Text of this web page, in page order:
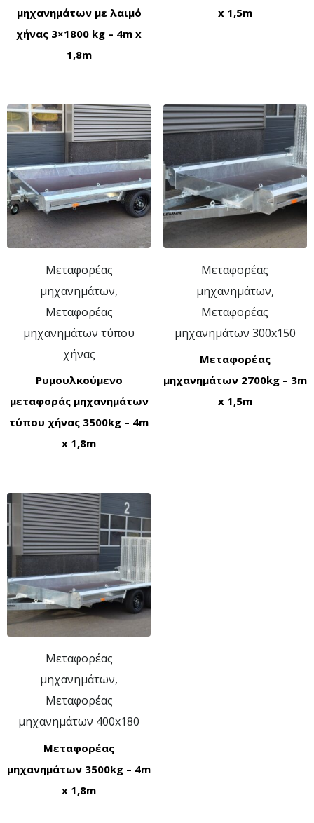
μηχανημάτων με λαιμό
χήνας 3×1800 kg – 4m x
1,8m
x 1,5m
Μεταφορέας
μηχανημάτων,
Μεταφορέας
μηχανημάτων τύπου
χήνας
Ρυμουλκούμενο
μεταφοράς μηχανημάτων
τύπου χήνας 3500kg – 4m
x 1,8m
Μεταφορέας
μηχανημάτων,
Μεταφορέας
μηχανημάτων 300x150
Μεταφορέας
μηχανημάτων 2700kg – 3m
x 1,5m
Μεταφορέας
μηχανημάτων,
Μεταφορέας
μηχανημάτων 400x180
Μεταφορέας
μηχανημάτων 3500kg – 4m
x 1,8m